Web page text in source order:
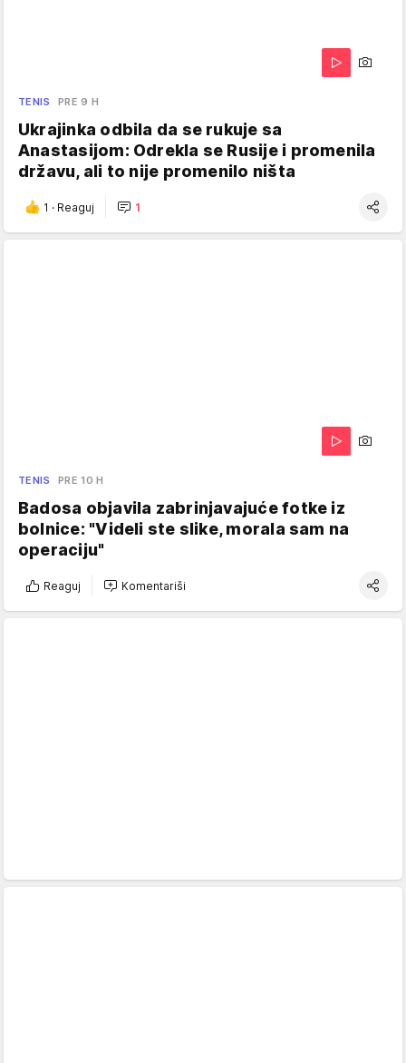
TENIS PRE 9 H
Ukrajinka odbila da se rukuje sa
Anastasijom: Odrekla se Rusije i promenila
državu, ali to nije promenilo ništa
1 · Reaguj 1
TENIS PRE 10 H
Badosa objavila zabrinjavajuće fotke iz
bolnice: "Videli ste slike, morala sam na
operaciju"
Reaguj Komentariši